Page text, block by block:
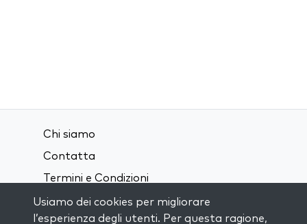
Chi siamo
Contatta
Termini e Condizioni
Privacy Policy
Usiamo dei cookies per migliorare
l’esperienza degli utenti. Per questa ragione,